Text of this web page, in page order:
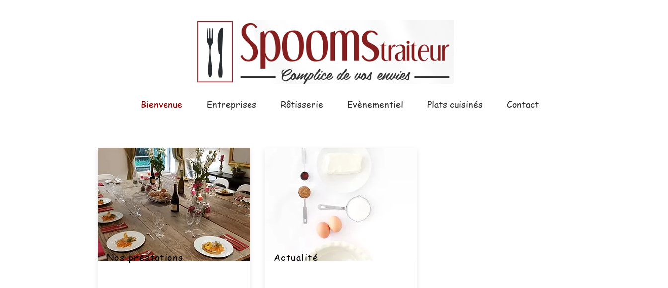
Bienvenue Entreprises Rôtisserie Evènementiel Plats cuisinés Contact
Nos prestations Actualité